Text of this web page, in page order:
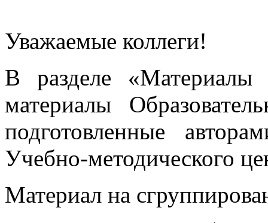
Уважаемые коллеги!
В разделе «Материалы
материалы
подготовленные
Учебно-методического
Материал на